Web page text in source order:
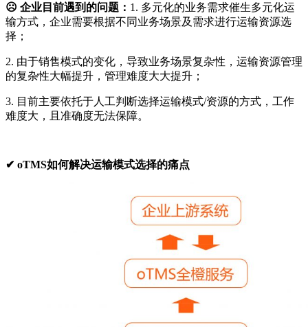
☹ 企业目前遇到的问题： 1. 多元化的业务需求催生多元化运
输方式，企业需要根据不同业务场景及需求进行运输资源选
择；
2. 由于销售模式的变化，导致业务场景复杂性，运输资源管理
的复杂性大幅提升，管理难度大大提升；
3. 目前主要依托于人工判断选择运输模式/资源的方式，工作
难度大，且准确度无法保障。
✔ oTMS如何解决运输模式选择的痛点